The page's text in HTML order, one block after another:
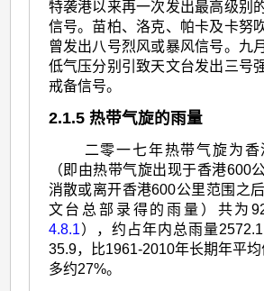
特袭港以来再一次发出最高级别
信号。苗柏、洛克、帕卡及卡努
曾发出八号烈风或暴风信号。九
低气压分别引致天文台发出三号
戒备信号。
2.1.5 热带气旋的雨量
二零一七年热带气旋为
（即由热带气旋出现于香港600
消散或离开香港600公里范围之
文台总部录得的雨量）共为
4.8.1），约占年内总雨量
35.9，比1961-2010年长期年平
多约27%。